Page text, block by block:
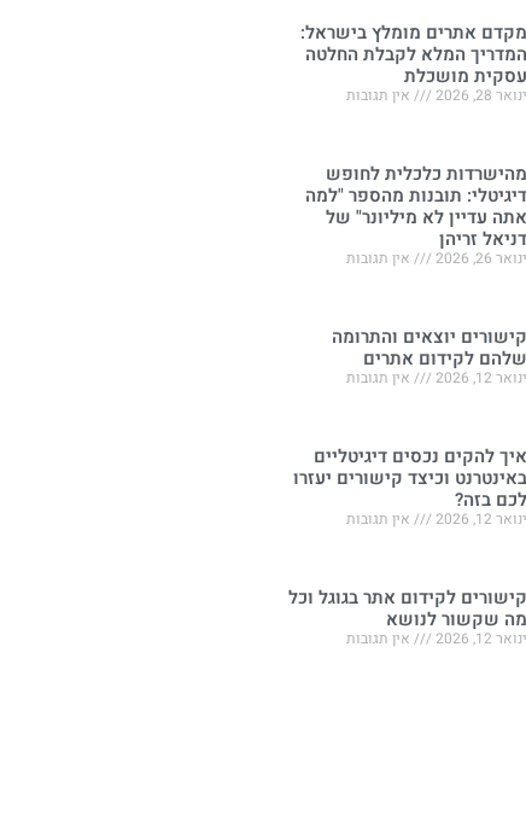
מקדם אתרים מומלץ בישראל:
המדריך המלא לקבלת החלטה
עסקית מושכלת
ינואר 28, 2026 אין תגובות
מהישרדות כלכלית לחופש
דיגיטלי: תובנות מהספר "למה
אתה עדיין לא מיליונר" של
דניאל זריהן
ינואר 26, 2026 אין תגובות
קישורים יוצאים והתרומה
שלהם לקידום אתרים
ינואר 12, 2026 אין תגובות
איך להקים נכסים דיגיטליים
באינטרנט וכיצד קישורים יעזרו
לכם בזה?
ינואר 12, 2026 אין תגובות
קישורים לקידום אתר בגוגל וכל
מה שקשור לנושא
ינואר 12, 2026 אין תגובות